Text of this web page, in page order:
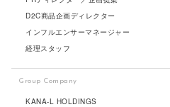
D2C商品企画ディレクター
インフルエンサーマネージャー
経理スタッフ
Group Company
KANA-L HOLDINGS